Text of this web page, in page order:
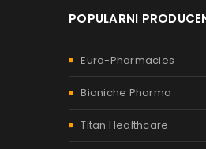
POPULARNI
Euro-Pharmacies
Bioniche Pharma
Titan Healthcare